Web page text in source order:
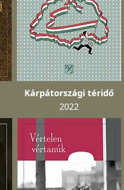
Kárpátországi téridő
2022